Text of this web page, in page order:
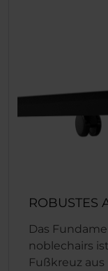
ROBUSTES
Das
noblechairs
Fußkreuz